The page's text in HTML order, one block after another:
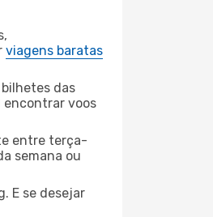
viagens baratas
das
encontrar voos
entre terça-
semana ou
E se desejar